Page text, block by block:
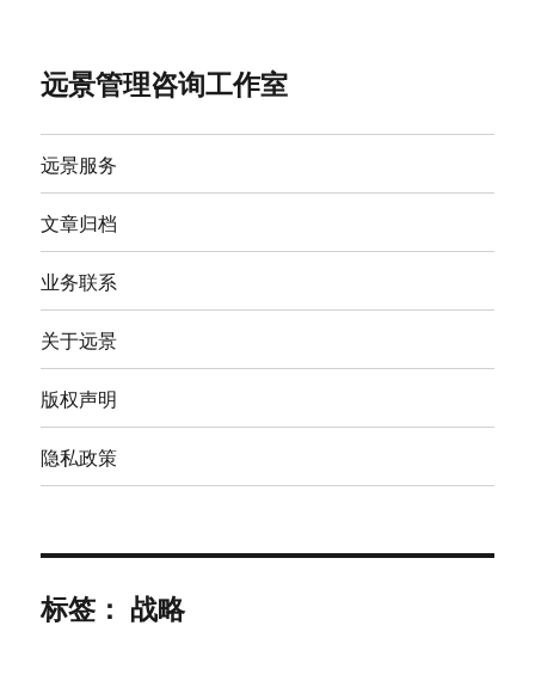
远景管理咨询工作室
远景服务
文章归档
业务联系
关于远景
版权声明
隐私政策
标签： 战略